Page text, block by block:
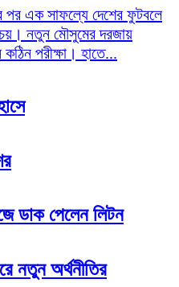
পর এক সাফল্যে দেশের ফুটবলে
নতুন মৌসুমের দরজায়
পরীক্ষা। হাতে...
ডাক পেলেন লিটন
নতুন অর্থনীতির